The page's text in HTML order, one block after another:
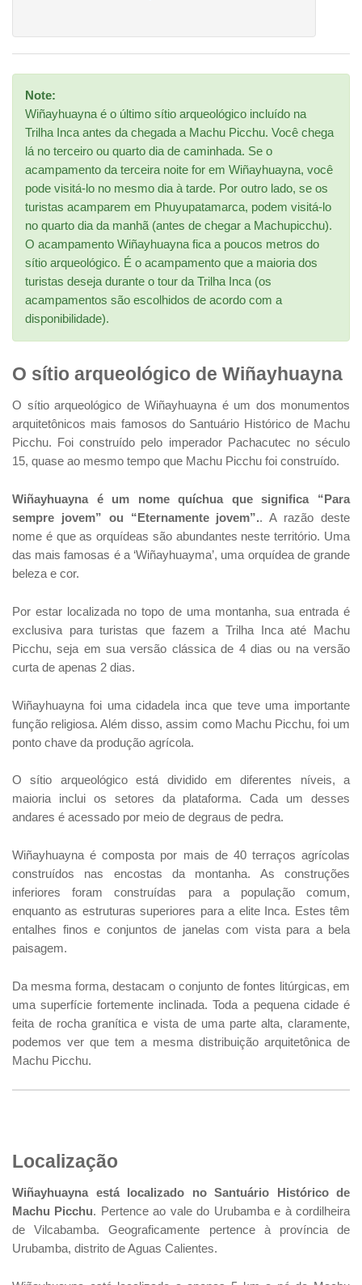
Note:
Wiñayhuayna é o último sítio arqueológico incluído na
Trilha Inca antes da chegada a Machu Picchu. Você chega
lá no terceiro ou quarto dia de caminhada. Se o
acampamento da terceira noite for em Wiñayhuayna, você
pode visitá-lo no mesmo dia à tarde. Por outro lado, se os
turistas acamparem em Phuyupatamarca, podem visitá-lo
no quarto dia da manhã (antes de chegar a Machupicchu).
O acampamento Wiñayhuayna fica a poucos metros do
sítio arqueológico. É o acampamento que a maioria dos
turistas deseja durante o tour da Trilha Inca (os
acampamentos são escolhidos de acordo com a
disponibilidade).
O sítio arqueológico de Wiñayhuayna
O sítio arqueológico de Wiñayhuayna é um dos monumentos
arquitetônicos mais famosos do Santuário Histórico de Machu
Picchu. Foi construído pelo imperador Pachacutec no século
15, quase ao mesmo tempo que Machu Picchu foi construído.
Wiñayhuayna é um nome quíchua que significa “Para
sempre jovem” ou “Eternamente jovem”.. A razão deste
nome é que as orquídeas são abundantes neste território. Uma
das mais famosas é a ‘Wiñayhuayma’, uma orquídea de grande
beleza e cor.
Por estar localizada no topo de uma montanha, sua entrada é
exclusiva para turistas que fazem a Trilha Inca até Machu
Picchu, seja em sua versão clássica de 4 dias ou na versão
curta de apenas 2 dias.
Wiñayhuayna foi uma cidadela inca que teve uma importante
função religiosa. Além disso, assim como Machu Picchu, foi um
ponto chave da produção agrícola.
O sítio arqueológico está dividido em diferentes níveis, a
maioria inclui os setores da plataforma. Cada um desses
andares é acessado por meio de degraus de pedra.
Wiñayhuayna é composta por mais de 40 terraços agrícolas
construídos nas encostas da montanha. As construções
inferiores foram construídas para a população comum,
enquanto as estruturas superiores para a elite Inca. Estes têm
entalhes finos e conjuntos de janelas com vista para a bela
paisagem.
Da mesma forma, destacam o conjunto de fontes litúrgicas, em
uma superfície fortemente inclinada. Toda a pequena cidade é
feita de rocha granítica e vista de uma parte alta, claramente,
podemos ver que tem a mesma distribuição arquitetônica de
Machu Picchu.
Localização
Wiñayhuayna está localizado no Santuário Histórico de
Machu Picchu. Pertence ao vale do Urubamba e à cordilheira
de Vilcabamba. Geograficamente pertence à província de
Urubamba, distrito de Aguas Calientes.